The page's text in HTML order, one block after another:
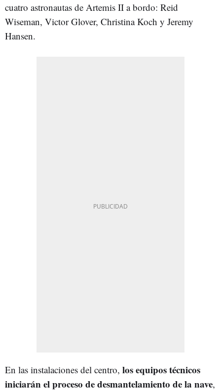
cuatro astronautas de Artemis II a bordo: Reid
Wiseman, Victor Glover, Christina Koch y Jeremy
Hansen.
En las instalaciones del centro, los equipos técnicos
iniciarán el proceso de desmantelamiento de la nave,